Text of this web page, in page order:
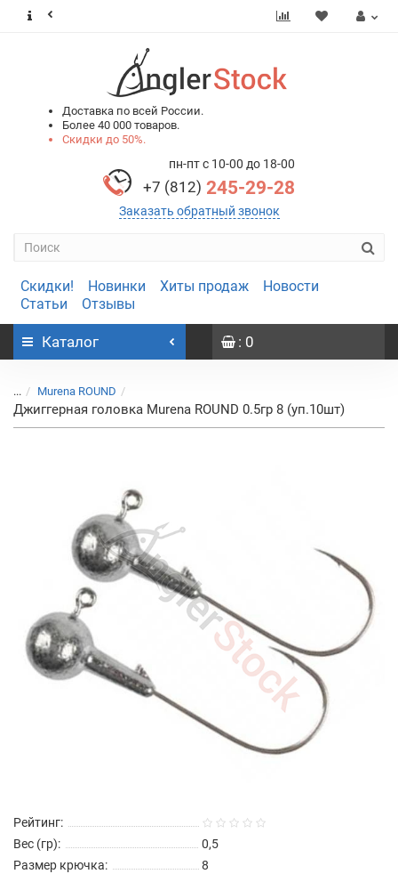
Доставка по всей России.
Более 40 000 товаров.
Скидки до 50%.
пн-пт с 10-00 до 18-00
+7 (812) 245-29-28
Заказать обратный звонок
Скидки! Новинки Хиты продаж
Новости
Статьи
Отзывы
Каталог : 0
... Murena ROUND
Джиггерная головка Murena ROUND 0.5гр 8 (уп.10шт)
Рейтинг:
Вес (гр):
0,5
Размер крючка:
8